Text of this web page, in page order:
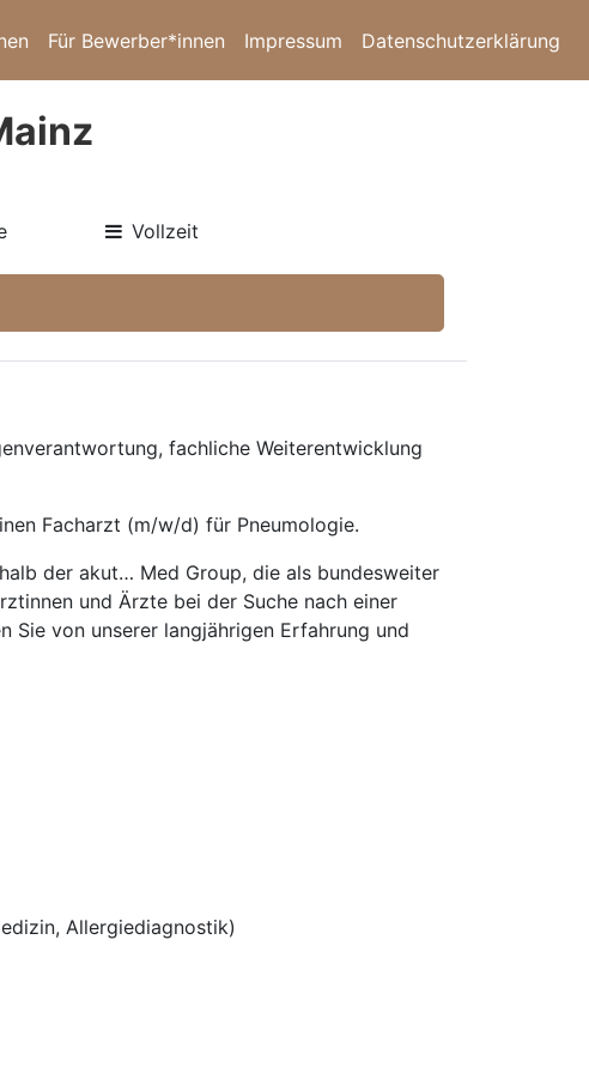
Für Bewerber*innen Impressum Datenschutzerklärung
Vollzeit
fachliche Weiterentwicklung
Facharzt (m/w/d) für Pneumologie.
der akut… Med Group, die als bundesweiter
und Ärzte bei der Suche nach einer
Sie von unserer langjährigen Erfahrung und
Allergiediagnostik)